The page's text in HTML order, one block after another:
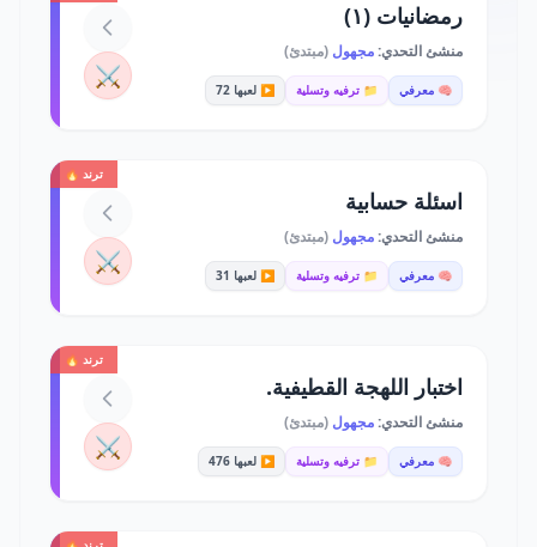
رمضانيات (١)
منشئ التحدي:مجهول (مبتدئ)
🧠 معرفي 📁 ترفيه وتسلية ▶️ لعبها 72 ⚔️
ترند 🔥
اسئلة حسابية
منشئ التحدي:مجهول (مبتدئ)
🧠 معرفي 📁 ترفيه وتسلية ▶️ لعبها 31 ⚔️
ترند 🔥
اختبار اللهجة القطيفية.
منشئ التحدي:مجهول (مبتدئ)
🧠 معرفي 📁 ترفيه وتسلية ▶️ لعبها 476 ⚔️